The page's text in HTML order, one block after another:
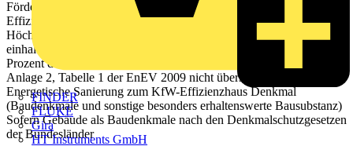
FINDER
FLUKE
Gira
HT Instruments GmbH
Förderbedingungen mit folgenden Abweichungen: KfW-
Effizienzhäuser 100 müssen den in der EnEV 2009 genannten
Höchstwert für den Jahresprimärenergiebedarf (Q p ) für Neubauten
einhalten. Außerdem darf der Transmissionswärmeverlust 115
Prozent des errechneten Wertes für das Referenzgebäude nach
Anlage 2, Tabelle 1 der EnEV 2009 nicht überschreiten. E.
Energetische Sanierung zum KfW-Effizienzhaus Denkmal
(Baudenkmale und sonstige besonders erhaltenswerte Bausubstanz)
Sofern Gebäude als Baudenkmale nach den Denkmalschutzgesetzen
der Bundesländer